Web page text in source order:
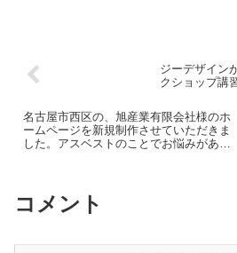
ジーデザイン
クショップ講
名古屋市西区の、旭産業有限会社様のホ
ームページを新規制作させていただきま
した。アスベストのことでお悩みがあれ
コメント